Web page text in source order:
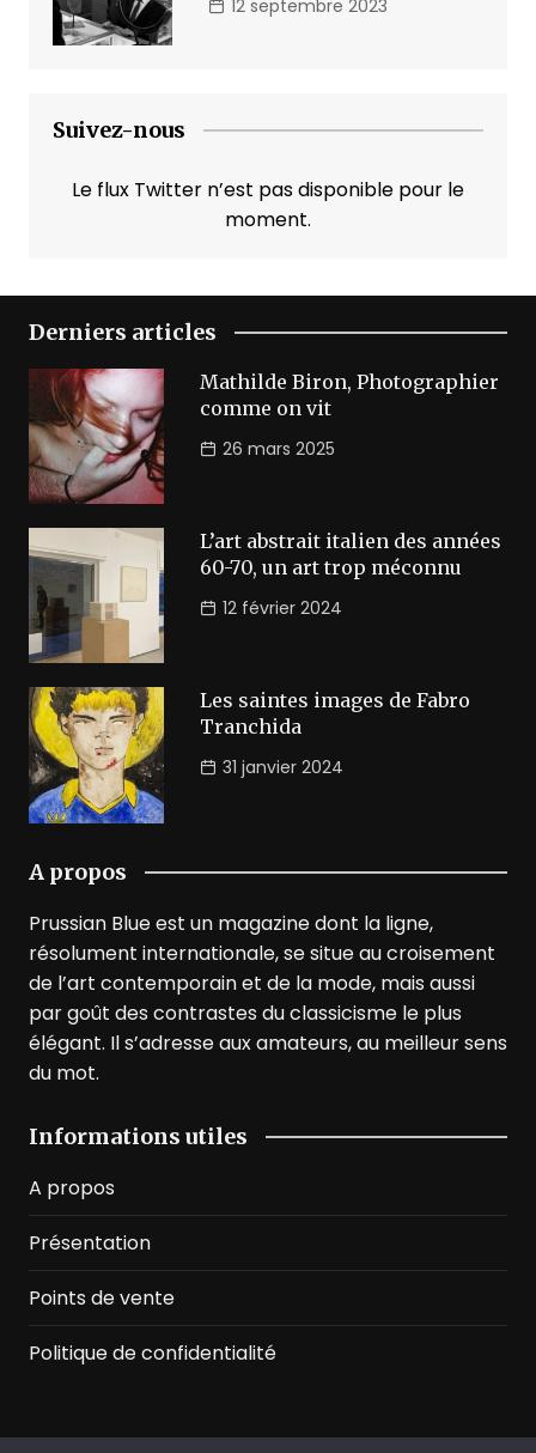
12 septembre 2023
Suivez-nous
Le flux Twitter n’est pas disponible pour le
moment.
Derniers articles
Mathilde Biron, Photographier
comme on vit
26 mars 2025
L’art abstrait italien des années
60-70, un art trop méconnu
12 février 2024
Les saintes images de Fabro
Tranchida
31 janvier 2024
A propos
Prussian Blue est un magazine dont la ligne,
résolument internationale, se situe au croisement
de l’art contemporain et de la mode, mais aussi
par goût des contrastes du classicisme le plus
élégant. Il s’adresse aux amateurs, au meilleur sens
du mot.
Informations utiles
A propos
Présentation
Points de vente
Politique de confidentialité